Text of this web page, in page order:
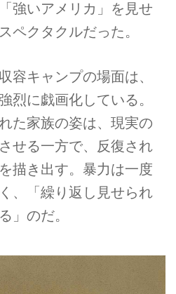
強いアメリカ」を見せ
ペクタクルだった。
容キャンプの場面は、
烈に戯画化している。
た家族の姿は、現実の
せる一方で、反復され
描き出す。暴力は一度
、「繰り返し見せられ
」のだ。